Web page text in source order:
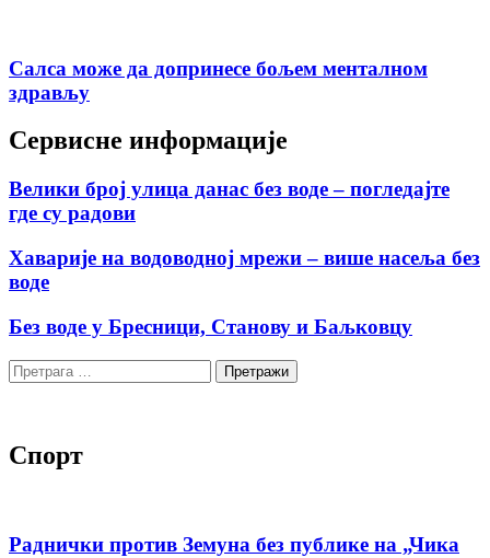
Салса може да допринесе бољем менталном
здрављу
Сервисне информације
Велики број улица данас без воде – погледајте
где су радови
Хаварије на водоводној мрежи – више насеља без
воде
Без воде у Бресници, Станову и Баљковцу
Претрага
за:
Спорт
Раднички против Земуна без публике на „Чика